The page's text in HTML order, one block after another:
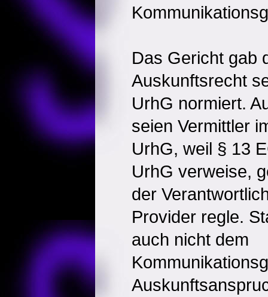
Das Gericht gab
Auskunftsrecht
UrhG normiert.
seien Vermittler
UrhG, weil § 13
UrhG verweise,
der
Provider regle.
auch nicht dem